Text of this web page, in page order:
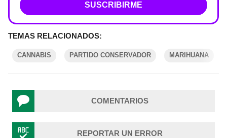
SUSCRIBIRME
TEMAS RELACIONADOS:
CANNABIS PARTIDO CONSERVADOR MARIHUANA
COMENTARIOS
REPORTAR UN ERROR